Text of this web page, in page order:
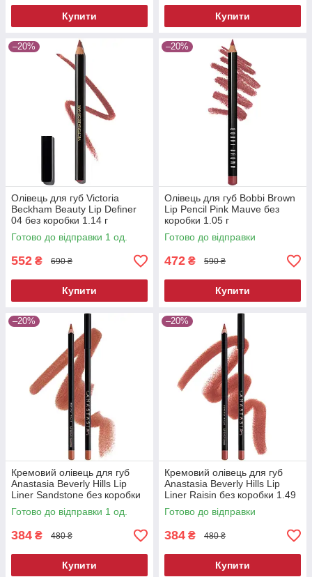
Купити Купити
–20%
Олівець для губ Victoria
Beckham Beauty Lip Definer
04 без коробки 1.14 г
Готово до відправки 1 од.
552 ₴ 690 ₴
Купити
–20%
Олівець для губ Bobbi Brown
Lip Pencil Pink Mauve без
коробки 1.05 г
Готово до відправки
472 ₴ 590 ₴
Купити
–20%
Кремовий олівець для губ
Anastasia Beverly Hills Lip
Liner Sandstone без коробки
1.14 г
Готово до відправки 1 од.
384 ₴ 480 ₴
Купити
–20%
Кремовий олівець для губ
Anastasia Beverly Hills Lip
Liner Raisin без коробки 1.49
гГотово до відправки
384 ₴ 480 ₴
Купити